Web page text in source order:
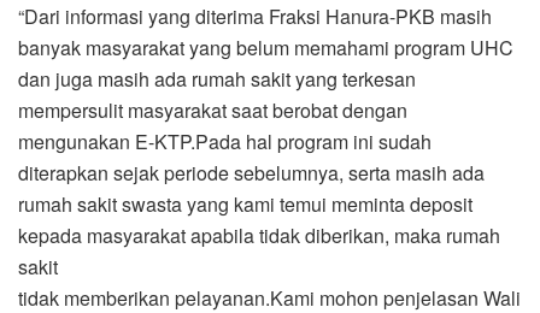
“Dari informasi yang diterima Fraksi Hanura-PKB masih
banyak masyarakat yang belum memahami program UHC
dan juga masih ada rumah sakit yang terkesan
mempersulit masyarakat saat berobat dengan
mengunakan E-KTP.Pada hal program ini sudah
diterapkan sejak periode sebelumnya, serta masih ada
rumah sakit swasta yang kami temui meminta deposit
kepada masyarakat apabila tidak diberikan, maka rumah
sakit
tidak memberikan pelayanan.Kami mohon penjelasan Wali